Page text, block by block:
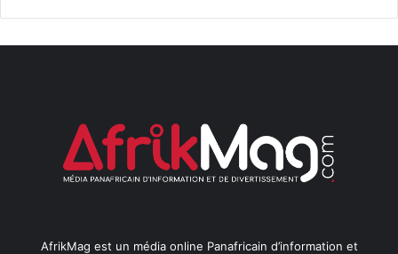
AfrikMag est un média online Panafricain d’information et